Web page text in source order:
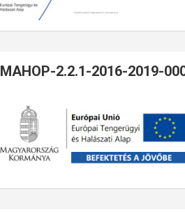
MAHOP-2.2.1-2016-2019-